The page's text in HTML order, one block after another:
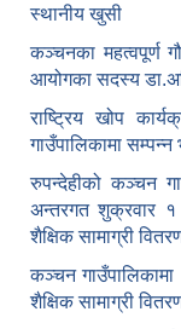
स्थानीय खुसी
कञ्चनका महत्वपूर्ण
आयोगका सदस्य
राष्ट्रिय खोप
गाउँपालिकामा
रुपन्देहीको कञ्चन
अन्तरगत शुक्रवार १
शैक्षिक सामाग्री
कञ्चन गाउँपालिकामा
शैक्षिक सामाग्री